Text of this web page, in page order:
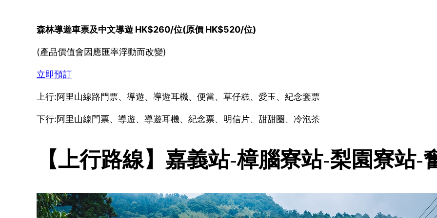
森林導遊車票及中文導遊 HK$260/位(原價 HK$520/位)
(產品價值會因應匯率浮動而改變)
立即預訂
上行:阿里山線路門票、導遊、導遊耳機、便當、草仔糕、愛玉、紀念套票
下行:阿里山線門票、導遊、導遊耳機、紀念票、明信片、甜甜圈、冷泡茶
【上行路線】嘉義站-樟腦寮站-梨園寮站-